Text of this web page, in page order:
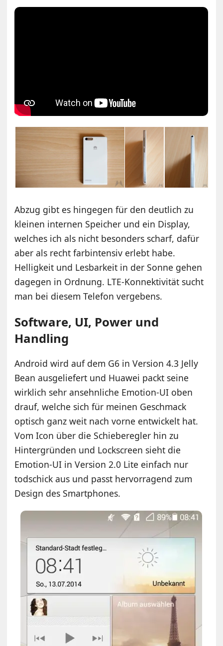
Abzug gibt es hingegen für den deutlich zu
kleinen internen Speicher und ein Display,
welches ich als nicht besonders scharf, dafür
aber als recht farbintensiv erlebt habe.
Helligkeit und Lesbarkeit in der Sonne gehen
dagegen in Ordnung. LTE-Konnektivität sucht
man bei diesem Telefon vergebens.
Software, UI, Power und
Handling
Android wird auf dem G6 in Version 4.3 Jelly
Bean ausgeliefert und Huawei packt seine
wirklich sehr ansehnliche Emotion-UI oben
drauf, welche sich für meinen Geschmack
optisch ganz weit nach vorne entwickelt hat.
Vom Icon über die Schieberegler hin zu
Hintergründen und Lockscreen sieht die
Emotion-UI in Version 2.0 Lite einfach nur
todschick aus und passt hervorragend zum
Design des Smartphones.